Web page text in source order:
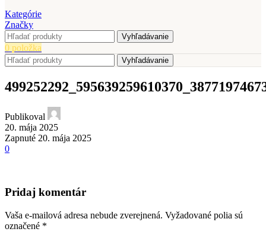
Kategórie
Značky
Vyhľadávanie
0 položka
Vyhľadávanie
Publikoval
20. mája 2025
Zapnuté 20. mája 2025
0
Pridaj komentár
Vaša e-mailová adresa nebude zverejnená. Vyžadované polia sú
označené *